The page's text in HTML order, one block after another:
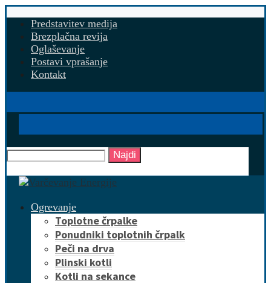
Predstavitev medija
Brezplačna revija
Oglaševanje
Postavi vprašanje
Kontakt
Najdi
Ogrevanje
Toplotne črpalke
Ponudniki toplotnih črpalk
Peči na drva
Plinski kotli
Kotli na sekance